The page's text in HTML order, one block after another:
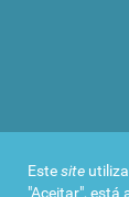
Estesite utiliza
"Aceitar", está